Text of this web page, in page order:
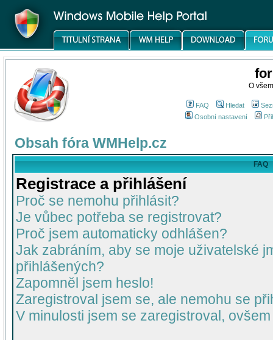
O
FAQ Hledat
Osobní nastavení
Obsah fóra WMHelp.cz
FAQ
Registrace a přihlášení
Proč se nemohu přihlásit?
Je vůbec potřeba se registrovat?
Proč jsem automaticky odhlášen?
Jak zabráním, aby se moje uživatelské
přihlášených?
Zapomněl jsem heslo!
Zaregistroval jsem se, ale nemohu se
V minulosti jsem se zaregistroval,